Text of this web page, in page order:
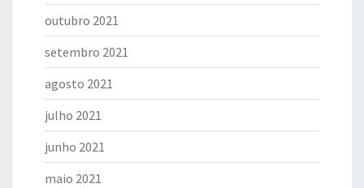
outubro 2021
setembro 2021
agosto 2021
julho 2021
junho 2021
maio 2021